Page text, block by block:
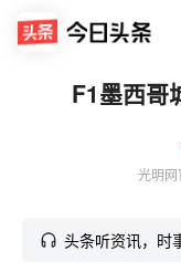
F1墨西哥
光明网
头条听资讯，时